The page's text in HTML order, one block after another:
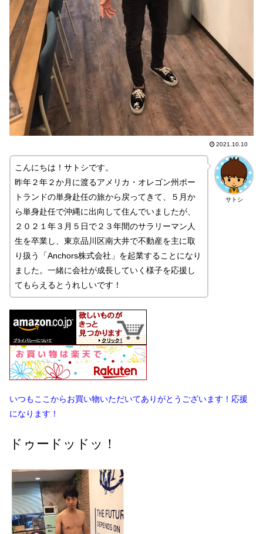
2021.10.10
サトシ
こんにちは！サトシです。
昨年２年２か月に渡るアメリカ・オレゴン州ポー
トランドの単身赴任の旅から戻ってきて、５月か
ら単身赴任で沖縄に出向して住んでいましたが、
２０２１年３月５日で２３年間のサラリーマン人
生を卒業し、東京品川区南大井で不動産を主に取
り扱う「Anchors株式会社」を起業することになり
ました。一緒に会社が成長していく様子を応援し
てもらえるとうれしいです！
いつもここからお買い物いただいてありがとうございます！応援
になります！
ドゥードッドッ！